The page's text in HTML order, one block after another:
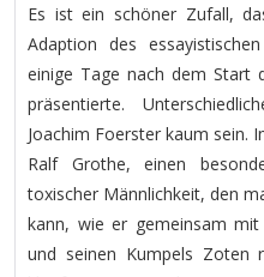
Es ist ein schöner Zufall,
Adaption des
einige Tage nach dem Start
präsentierte.
Joachim Foerster kaum sein.
Ralf Grothe, einen
toxischer Männlichkeit, den
kann, wie er gemeinsam
und seinen Kumpels Zoten